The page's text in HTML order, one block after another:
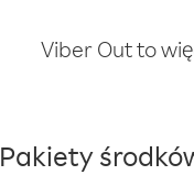
Viber Out to
Pakiety